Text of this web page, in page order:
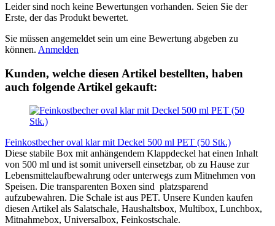
Leider sind noch keine Bewertungen vorhanden. Seien Sie der
Erste, der das Produkt bewertet.
Sie müssen angemeldet sein um eine Bewertung abgeben zu
können. Anmelden
Kunden, welche diesen Artikel bestellten, haben
auch folgende Artikel gekauft:
Feinkostbecher oval klar mit Deckel 500 ml PET (50 Stk.)
Diese stabile Box mit anhängendem Klappdeckel hat einen Inhalt
von 500 ml und ist somit universell einsetzbar, ob zu Hause zur
Lebensmittelaufbewahrung oder unterwegs zum Mitnehmen von
Speisen. Die transparenten Boxen sind platzsparend
aufzubewahren. Die Schale ist aus PET. Unsere Kunden kaufen
diesen Artikel als Salatschale, Haushaltsbox, Multibox, Lunchbox,
Mitnahmebox, Universalbox, Feinkostschale.